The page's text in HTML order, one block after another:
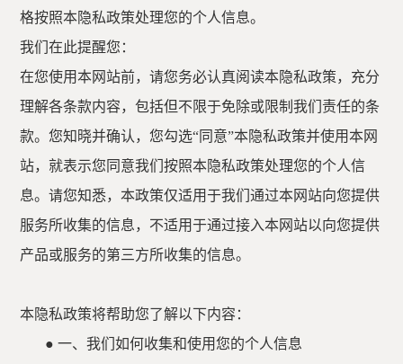
格按照本隐私政策处理您的个人信息。
我们在此提醒您：
在您使用本网站前，请您务必认真阅读本隐私政策，充分
理解各条款内容，包括但不限于免除或限制我们责任的条
款。您知晓并确认，您勾选“同意”本隐私政策并使用本网
站，就表示您同意我们按照本隐私政策处理您的个人信
息。请您知悉，本政策仅适用于我们通过本网站向您提供
服务所收集的信息，不适用于通过接入本网站以向您提供
产品或服务的第三方所收集的信息。
本隐私政策将帮助您了解以下内容：
●一、我们如何收集和使用您的个人信息